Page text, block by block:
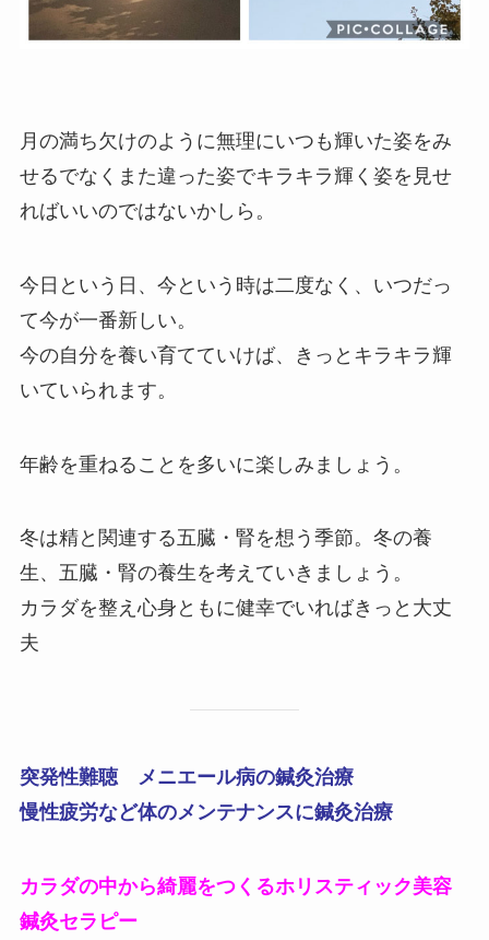
月の満ち欠けのように無理にいつも輝いた姿をみ
せるでなくまた違った姿でキラキラ輝く姿を見せ
ればいいのではないかしら。
今日という日、今という時は二度なく、いつだっ
て今が一番新しい。
今の自分を養い育てていけば、きっとキラキラ輝
いていられます。
年齢を重ねることを多いに楽しみましょう。
冬は精と関連する五臓・腎を想う季節。冬の養
生、五臓・腎の養生を考えていきましょう。
カラダを整え心身ともに健幸でいればきっと大丈
夫
突発性難聴 メニエール病の鍼灸治療
慢性疲労など体のメンテナンスに鍼灸治療
カラダの中から綺麗をつくるホリスティック美容
鍼灸セラピー